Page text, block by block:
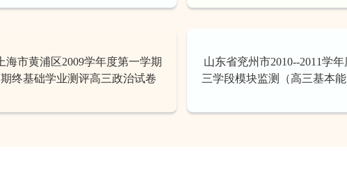
上海市黄浦区2009学年度第一学期
期终基础学业测评高三政治试卷
山东省兖州市2010--2011学
三学段模块监测（高三基本能